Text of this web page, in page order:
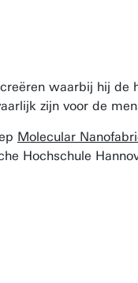
waarbij hij
zijn voor de
Molecular
Hochschule